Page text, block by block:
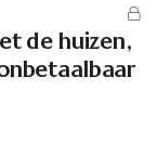
de huizen,